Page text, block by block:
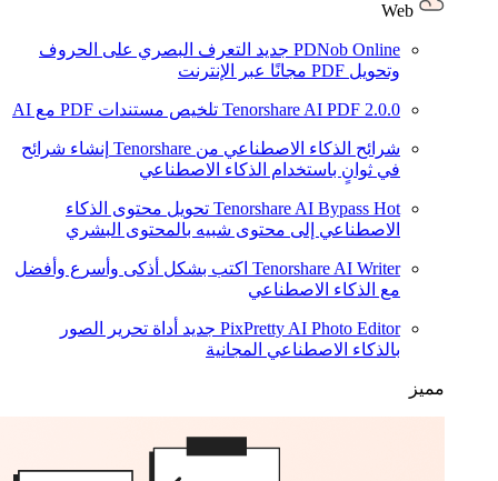
PDNob Online جديد التعرف البصري على الحروف
وتحويل PDF مجانًا عبر الإنترنت
Tenorshare AI PDF 2.0.0 تلخيص مستندات PDF مع AI
شرائح الذكاء الاصطناعي من Tenorshare
إنشاء شرائح
في ثوانٍ باستخدام الذكاء الاصطناعي
Tenorshare AI Bypass Hot
تحويل محتوى الذكاء
الاصطناعي إلى محتوى شبيه بالمحتوى البشري
Tenorshare AI Writer اكتب بشكل أذكى وأسرع وأفضل
مع الذكاء الاصطناعي
PixPretty AI Photo Editor جديد أداة تحرير الصور
بالذكاء الاصطناعي المجانية
مميز